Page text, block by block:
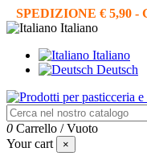
SPEDIZIONE € 5,90 -
Italiano
Italiano
Deutsch
0 Carrello /Vuoto
Your cart
×